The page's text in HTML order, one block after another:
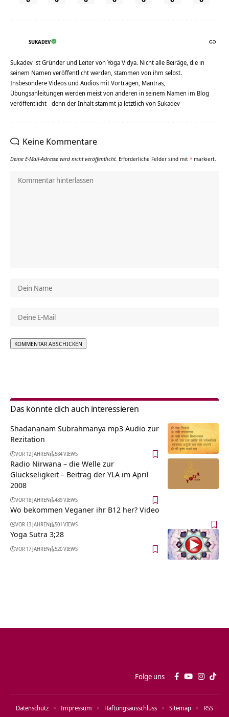
SUKADEV
Sukadev ist Gründer und Leiter von Yoga Vidya. Nicht alle Beiräge, die in
seinem Namen veröffentlicht werden, stammen von ihm selbst.
Insbesondere Videos und Audios mit Vorträgen, Mantras,
Übungsanleitungen werden meist von anderen in seinem Namen im Blog
veröffentlicht - denn der Inhalt stammt ja letztlich von Sukadev
Keine Kommentare
Deine E-Mail-Adresse wird nicht veröffentlicht. Erforderliche Felder sind mit * markiert.
Das könnte dich auch interessieren
Shadananam Subrahmanya mp3 Audio zur
Rezitation
VOR 12 JAHREN 584 VIEWS
Radio Nirwana – die Welle zur
Glückseligkeit – Beitrag der YLA im April
2008
VOR 18 JAHREN 489 VIEWS
Wo bekommen Veganer ihr B12 her? Video
VOR 13 JAHREN 501 VIEWS
Yoga Sutra 3;28
VOR 17 JAHREN 520 VIEWS
Folge uns
Datenschutz Impressum Haftungsausschluss Sitemap RSS